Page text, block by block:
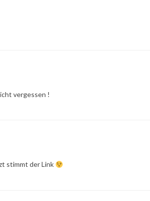
vergessen !
stimmt der Link